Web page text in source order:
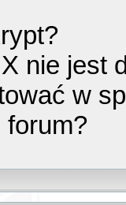
nie jest
w